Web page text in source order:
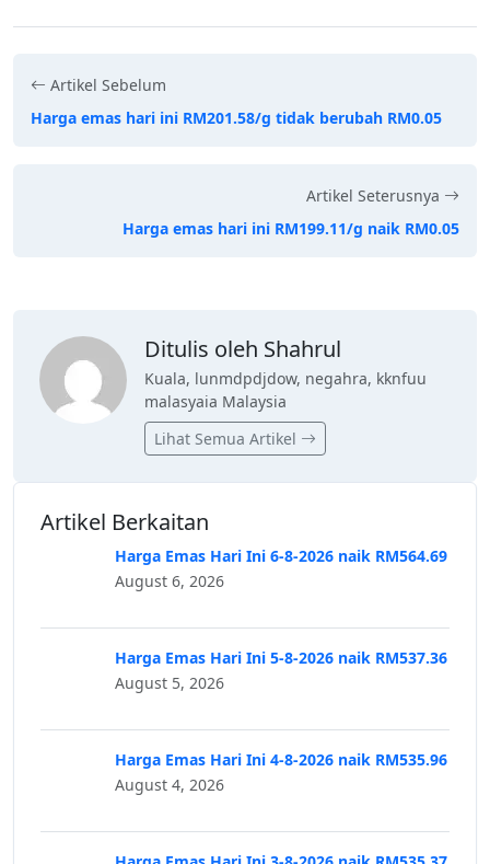
Artikel Sebelum
Harga emas hari ini RM201.58/g tidak berubah RM0.05
Artikel Seterusnya
Harga emas hari ini RM199.11/g naik RM0.05
Ditulis oleh Shahrul
Kuala, lunmdpdjdow, negahra, kknfuu
malasyaia Malaysia
Lihat Semua Artikel
Artikel Berkaitan
Harga Emas Hari Ini 6-8-2026 naik RM564.69
August 6, 2026
Harga Emas Hari Ini 5-8-2026 naik RM537.36
August 5, 2026
Harga Emas Hari Ini 4-8-2026 naik RM535.96
August 4, 2026